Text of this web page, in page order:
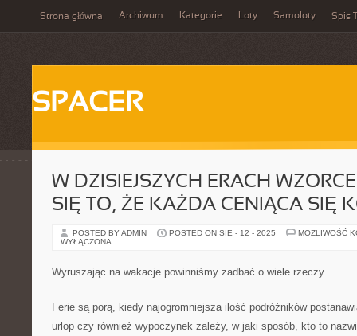
Strona główna Archiwum Kategorie Loty Samoloty Spis
SPACER
W DZISIEJSZYCH ERACH
SIĘ TO, ŻE KAŻDA CENIĄCA SIĘ
POSTED BY ADMIN POSTED ON SIE - 12 - 2025
MOŻLIWOŚĆ
WYŁĄCZONA
Wyruszając na wakacje powinniśmy zadbać o wiele rzeczy
Ferie są porą, kiedy najogromniejsza ilość podróżników
urlop czy również wypoczynek zależy, w jaki sposób, kto to